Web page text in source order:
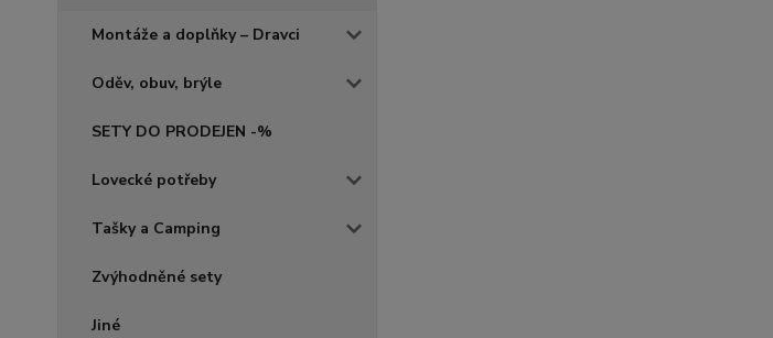
Montáže a doplňky – Dravci
Oděv, obuv, brýle
SETY DO PRODEJEN -%
Lovecké potřeby
Tašky a Camping
Zvýhodněné sety
Jiné